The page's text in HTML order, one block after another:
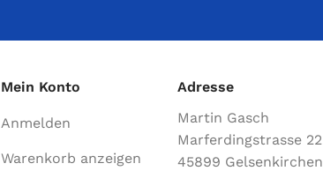
Mein Konto
Anmelden
Warenkorb anzeigen
Adresse
Martin Gasch
Marferdingstrasse 22
45899 Gelsenkirchen